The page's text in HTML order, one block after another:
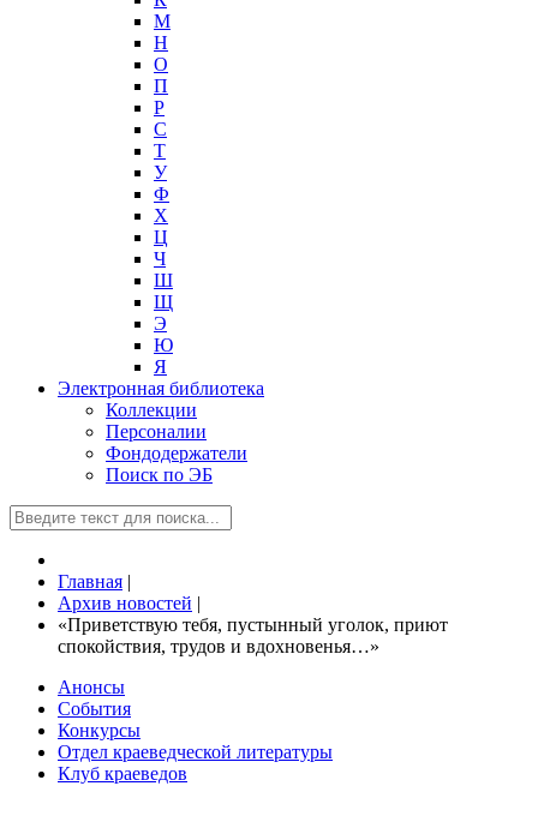
М
Н
О
П
Р
С
Т
У
Ф
Х
Ц
Ч
Ш
Щ
Э
Ю
Я
Электронная библиотека
Коллекции
Персоналии
Фондодержатели
Поиск по ЭБ
Главная |
Архив новостей |
«Приветствую тебя, пустынный уголок, приют
спокойствия, трудов и вдохновенья…»
Анонсы
События
Конкурсы
Отдел краеведческой литературы
Клуб краеведов